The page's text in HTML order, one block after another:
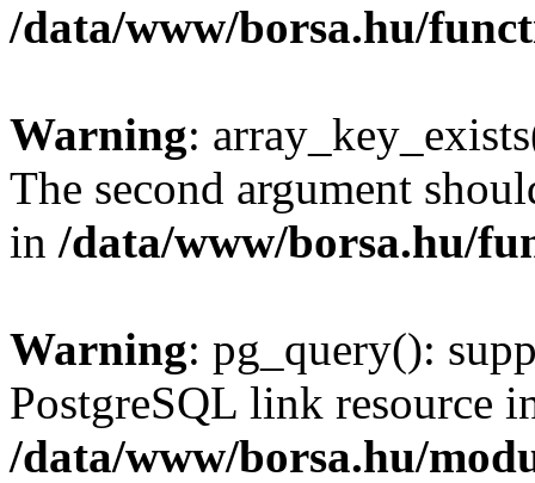
/data/www/borsa.hu/
Warning:
The second argument
in /data/www/borsa.hu/
Warning: pg_query():
PostgreSQL link resource
/data/www/borsa.hu/